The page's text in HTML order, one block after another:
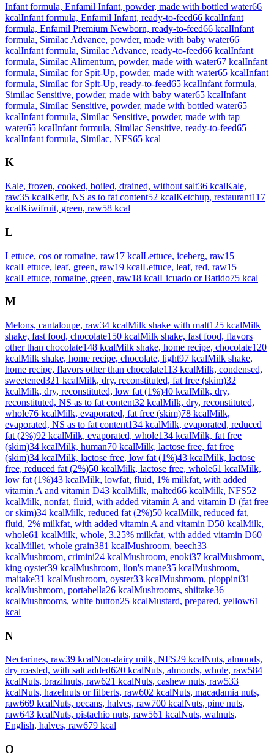
Infant formula, Enfamil Infant, powder, made with bottled water66
kcalInfant formula, Enfamil Infant, ready-to-feed66 kcalInfant
formula, Enfamil Premium Newborn, ready-to-feed66 kcalInfant
formula, Similac Advance, powder, made with baby water66
kcalInfant formula, Similac Advance, ready-to-feed66 kcalInfant
formula, Similac Alimentum, powder, made with water67 kcalInfant
formula, Similac for Spit-Up, powder, made with water65 kcalInfant
formula, Similac for Spit-Up, ready-to-feed65 kcalInfant formula,
Similac Sensitive, powder, made with baby water65 kcalInfant
formula, Similac Sensitive, powder, made with bottled water65
kcalInfant formula, Similac Sensitive, powder, made with tap
water65 kcalInfant formula, Similac Sensitive, ready-to-feed65
kcalInfant formula, Similac, NFS65 kcal
K
Kale, frozen, cooked, boiled, drained, without salt36 kcalKale,
raw35 kcalKefir, NS as to fat content52 kcalKetchup, restaurant117
kcalKiwifruit, green, raw58 kcal
L
Lettuce, cos or romaine, raw17 kcalLettuce, iceberg, raw15
kcalLettuce, leaf, green, raw19 kcalLettuce, leaf, red, raw15
kcalLettuce, romaine, green, raw18 kcalLicuado or Batido75 kcal
M
Melons, cantaloupe, raw34 kcalMilk shake with malt125 kcalMilk
shake, fast food, chocolate150 kcalMilk shake, fast food, flavors
other than chocolate148 kcalMilk shake, home recipe, chocolate120
kcalMilk shake, home recipe, chocolate, light97 kcalMilk shake,
home recipe, flavors other than chocolate113 kcalMilk, condensed,
sweetened321 kcalMilk, dry, reconstituted, fat free (skim)32
kcalMilk, dry, reconstituted, low fat (1%)40 kcalMilk, dry,
reconstituted, NS as to fat content32 kcalMilk, dry, reconstituted,
whole76 kcalMilk, evaporated, fat free (skim)78 kcalMilk,
evaporated, NS as to fat content134 kcalMilk, evaporated, reduced
fat (2%)92 kcalMilk, evaporated, whole134 kcalMilk, fat free
(skim)34 kcalMilk, human70 kcalMilk, lactose free, fat free
(skim)34 kcalMilk, lactose free, low fat (1%)43 kcalMilk, lactose
free, reduced fat (2%)50 kcalMilk, lactose free, whole61 kcalMilk,
low fat (1%)43 kcalMilk, lowfat, fluid, 1% milkfat, with added
vitamin A and vitamin D43 kcalMilk, malted66 kcalMilk, NFS52
kcalMilk, nonfat, fluid, with added vitamin A and vitamin D (fat free
or skim)34 kcalMilk, reduced fat (2%)50 kcalMilk, reduced fat,
fluid, 2% milkfat, with added vitamin A and vitamin D50 kcalMilk,
whole61 kcalMilk, whole, 3.25% milkfat, with added vitamin D60
kcalMillet, whole grain381 kcalMushroom, beech33
kcalMushroom, crimini24 kcalMushroom, enoki37 kcalMushroom,
king oyster39 kcalMushroom, lion's mane35 kcalMushroom,
maitake31 kcalMushroom, oyster33 kcalMushroom, pioppini31
kcalMushroom, portabella26 kcalMushrooms, shiitake36
kcalMushrooms, white button25 kcalMustard, prepared, yellow61
kcal
N
Nectarines, raw39 kcalNon-dairy milk, NFS29 kcalNuts, almonds,
dry roasted, with salt added620 kcalNuts, almonds, whole, raw584
kcalNuts, brazilnuts, raw621 kcalNuts, cashew nuts, raw533
kcalNuts, hazelnuts or filberts, raw602 kcalNuts, macadamia nuts,
raw669 kcalNuts, pecans, halves, raw700 kcalNuts, pine nuts,
raw643 kcalNuts, pistachio nuts, raw561 kcalNuts, walnuts,
English, halves, raw679 kcal
O